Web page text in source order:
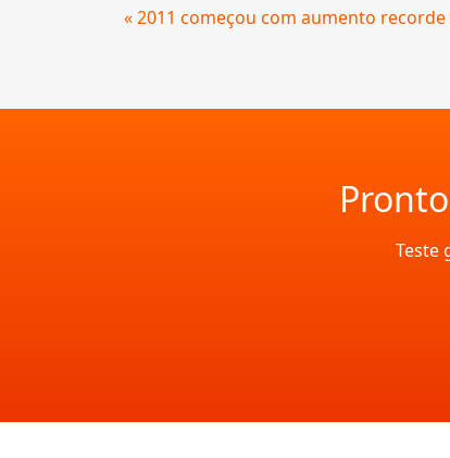
Continue
« 2011 começou com aumento recorde
Teste